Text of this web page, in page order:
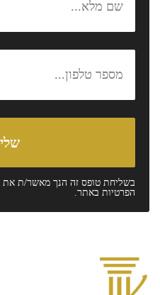
בשליחת טופס זה הנך מאשר/ת את
הפרטיות באתר.